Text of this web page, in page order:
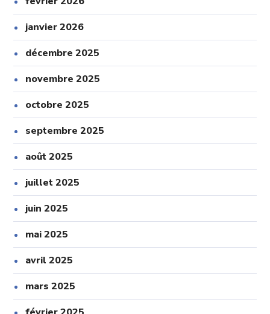
janvier 2026
décembre 2025
novembre 2025
octobre 2025
septembre 2025
août 2025
juillet 2025
juin 2025
mai 2025
avril 2025
mars 2025